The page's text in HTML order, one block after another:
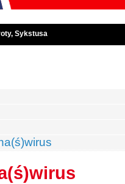
Sykstusa